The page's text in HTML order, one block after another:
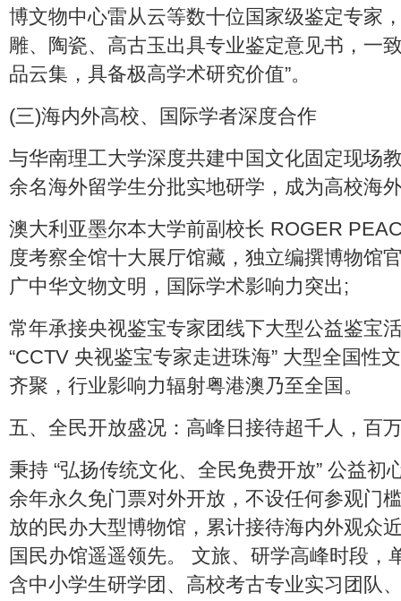
博文物中心雷从云等数十位国家级鉴定专家
雕、陶瓷、高古玉出具专业鉴定意见书，一
品云集，具备极高学术研究价值”。
(三)海内外高校、国际学者深度合作
与华南理工大学深度共建中国文化固定现场
余名海外留学生分批实地研学，成为高校海
澳大利亚墨尔本大学前副校长 ROGER
度考察全馆十大展厅馆藏，独立编撰博物馆
广中华文物文明，国际学术影响力突出;
常年承接央视鉴宝专家团线下大型公益鉴宝
“CCTV 央视鉴宝专家走进珠海” 大型全国性
齐聚，行业影响力辐射粤港澳乃至全国。
五、全民开放盛况：高峰日接待超千人，百
秉持 “弘扬传统文化、全民免费开放” 公益初
余年永久免门票对外开放，不设任何参观门
放的民办大型博物馆，累计接待海内外观众
国民办馆遥遥领先。 文旅、研学高峰时段，
含中小学生研学团、高校考古专业实习团队